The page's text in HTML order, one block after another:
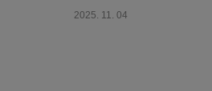
2025. 11. 04